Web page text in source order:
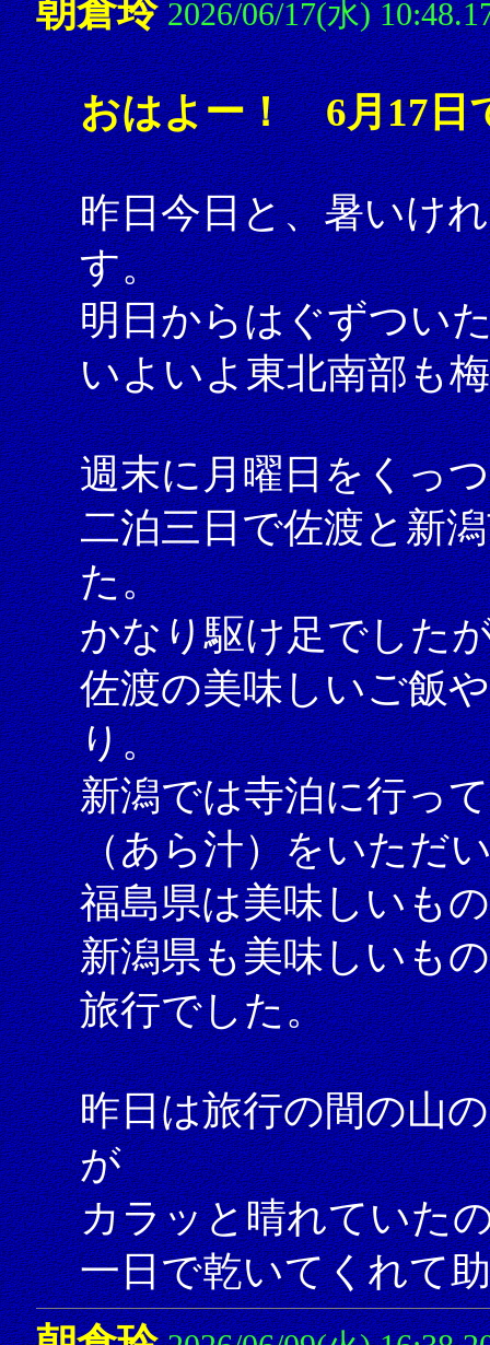
朝倉玲 2026/06/17(水)
おはよー！ 6月17日
昨日今日と、暑いけ
す。
明日からはぐずつい
いよいよ東北南部も
週末に月曜日をくっ
二泊三日で佐渡と新
た。
かなり駆け足でした
佐渡の美味しいご飯
り。
新潟では寺泊に行っ
（あら汁）をいただ
福島県は美味しいも
新潟県も美味しいも
旅行でした。
昨日は旅行の間の山
が
カラッと晴れていた
一日で乾いてくれて